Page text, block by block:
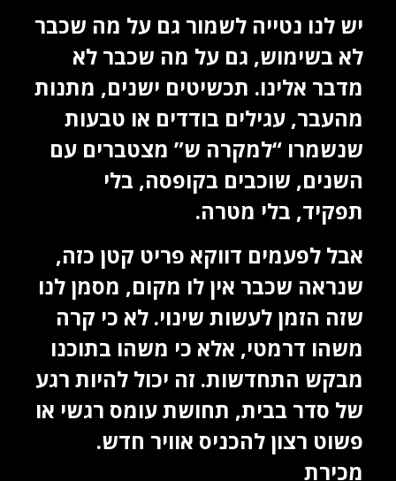
יש לנו נטייה לשמור גם על מה שכבר
לא בשימוש, גם על מה שכבר לא
מדבר אלינו. תכשיטים ישנים, מתנות
מהעבר, עגילים בודדים או טבעות
שנשמרו “למקרה ש” מצטברים עם
השנים, שוכבים בקופסה, בלי
תפקיד, בלי מטרה.
אבל לפעמים דווקא פריט קטן כזה,
שנראה שכבר אין לו מקום, מסמן לנו
שזה הזמן לעשות שינוי. לא כי קרה
משהו דרמטי, אלא כי משהו בתוכנו
מבקש התחדשות. זה יכול להיות רגע
של סדר בבית, תחושת עומס רגשי או
פשוט רצון להכניס אוויר חדש.
מכירת